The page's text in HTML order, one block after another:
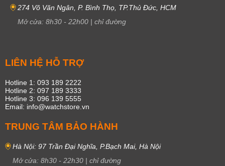
274 Võ Văn Ngân, P. Bình Thọ, TP.Thủ Đức, HCM
Mở cửa: 8h30 - 22h00 | chỉ đường
LIÊN HỆ HỖ TRỢ
Hotline 1: 093 189 2222
Hotline 2: 097 189 3333
Hotline 3: 096 139 5555
Email: info@watchstore.vn
TRUNG TÂM BẢO HÀNH
Hà Nội: 97 Trần Đại Nghĩa, P.Bạch Mai, Hà Nội
Mở cửa: 8h30 - 22h30 | chỉ đường